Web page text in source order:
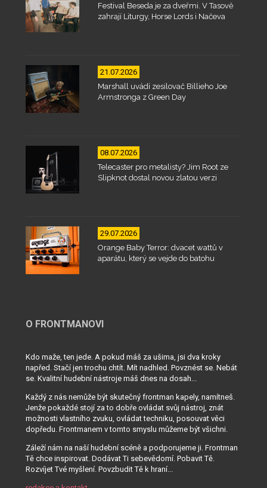
Festival Beseda je za dveřmi. V Tasově
zahrají Liturgy, Horse Lords i Načeva
21.07.2026
Marshall uvádí zesilovač Billieho Joe
Armstronga z Green Day
08.07.2026
Telecaster pro metalisty? Jim Root ze
Slipknot dostal novou zlatou verzi
29.07.2026
Orange Baby Terror: dvacet wattů v
aparátu, který se vejde do batohu
O FRONTMANOVI
Kdo maže, ten jede. A pokud máš za ušima, jsi dva kroky
napřed. Stačí jen trochu chtít. Mít nadhled. Povznést se. Nebát
se. Kvalitní hudební nástroje máš dnes na dosah...
Každý z nás nemůže být skutečný frontman kapely, namítneš.
Jenže pokaždé stojí za to dobře ovládat svůj nástroj, znát
možnosti vlastního zvuku, ovládat techniku, posouvat věci
dopředu. Frontmanem v tomto smyslu můžeme být všichni.
Záleží nám na naší hudební scéně a podporujeme ji. Frontman
Tě chce inspirovat. Dodávat Ti sebevědomí. Pobavit Tě.
Rozvíjet Tvé myšlení. Povzbudit Tě k hraní...